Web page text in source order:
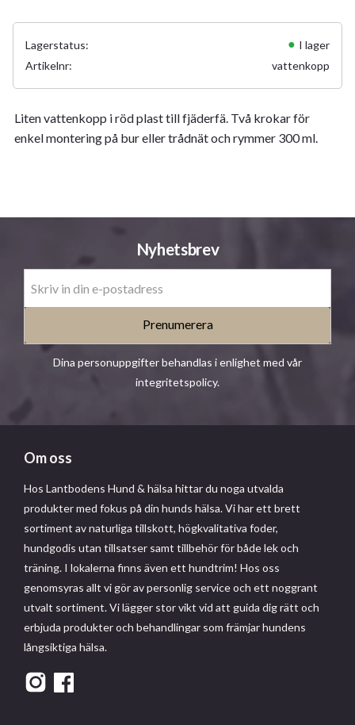
Lagerstatus
I lager
Artikelnr
vattenkopp
Liten vattenkopp i röd plast till fjäderfä. Två krokar för
enkel montering på bur eller trådnät och rymmer 300 ml.
Nyhetsbrev
Prenumerera
Dina personuppgifter behandlas i enlighet med vår
integritetspolicy.
Om oss
Hos Lantbodens Hund & hälsa hittar du noga utvalda
produkter med fokus på din hunds hälsa. Vi har ett brett
sortiment av naturliga tillskott, högkvalitativa foder,
hundgodis utan tillsatser samt tillbehör för både lek och
träning. I lokalerna finns även ett hundtrim! Hos oss
genomsyras allt vi gör av personlig service och ett noggrant
utvalt sortiment. Vi lägger stor vikt vid att guida dig rätt och
erbjuda produkter och behandlingar som främjar hundens
långsiktiga hälsa.